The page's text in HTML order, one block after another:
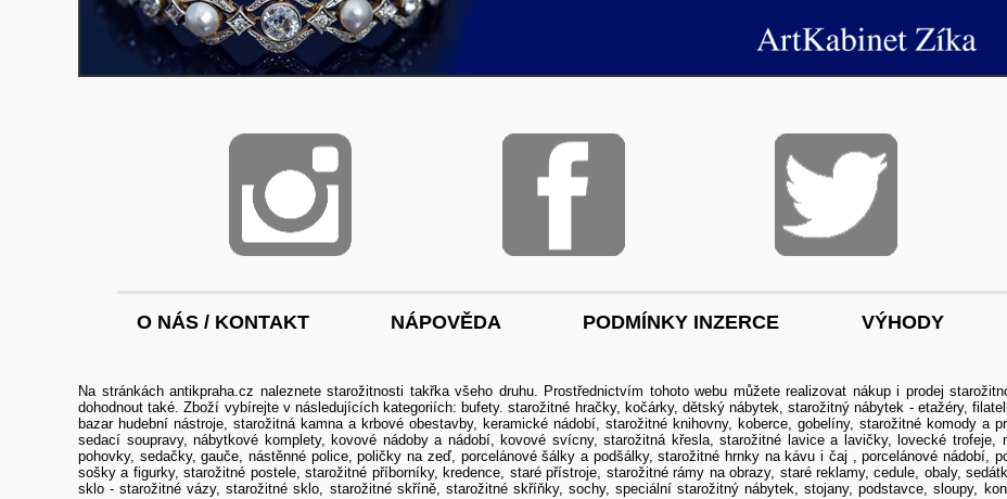
O NÁS / KONTAKT NÁPOVĚDA PODMÍNKY INZERCE VÝHODY
Na stránkách antikpraha.cz naleznete starožitnosti takřka všeho druhu. Prostřednictvím tohoto webu můžete realizovat nákup i prodej
dohodnout také. Zboží vybírejte v následujících kategoriích: bufety.starožitné hračky, kočárky, dětský nábytek,starožitný nábytek - etažéry,
bazar hudební nástroje, starožitná kamna a krbové obestavby, keramické nádobí, starožitné knihovny, koberce, gobelíny, starožitné komody a
sedací soupravy,nábytkové komplety, kovové nádoby a nádobí, kovové svícny,starožitná křesla,starožitné lavice a lavičky, lovecké trofeje,
pohovky, sedačky, gauče,nástěnné police, poličky na zeď, porcelánové šálky a podšálky, starožitné hrnky na kávu i čaj ,porcelánové nádobí,
sošky a figurky,starožitné postele,starožitné příborníky, kredence, staré přístroje, starožitné rámy na obrazy, staré reklamy, cedule, obaly,
sklo - starožitné vázy,starožitné sklo, starožitné skříně, starožitné skříňky, sochy,speciální starožitný nábytek,stojany, podstavce, sloupy,